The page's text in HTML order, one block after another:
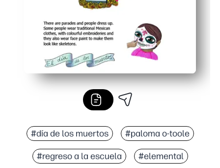
#día de los muertos #paloma o-toole
#regreso a la escuela #elemental